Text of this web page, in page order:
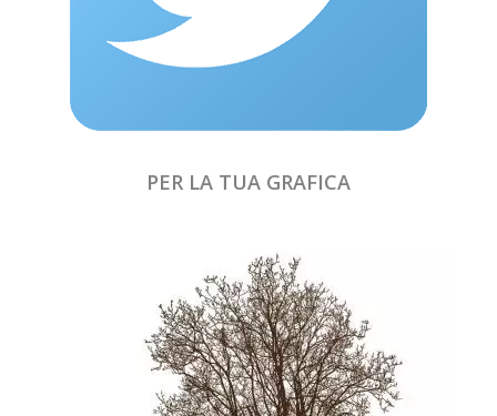
PER LA TUA GRAFICA